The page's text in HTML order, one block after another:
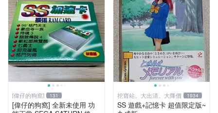
[偉仔的狗窩] 131
[偉仔的狗窩] 全新未使用 功
挖寶站。大出清。大降價 1934
SS 遊戲+記憶卡 超值限定版~